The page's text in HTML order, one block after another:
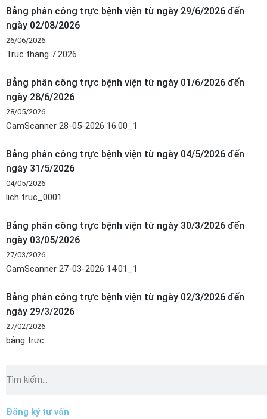
Bảng phân công trực bệnh viện từ ngày 29/6/2026 đến
ngày 02/08/2026
26/06/2026
Truc thang 7.2026
Bảng phân công trực bệnh viện từ ngày 01/6/2026 đến
ngày 28/6/2026
28/05/2026
CamScanner 28-05-2026 16.00_1
Bảng phân công trực bệnh viện từ ngày 04/5/2026 đến
ngày 31/5/2026
04/05/2026
lich truc_0001
Bảng phân công trực bệnh viện từ ngày 30/3/2026 đến
ngày 03/05/2026
27/03/2026
CamScanner 27-03-2026 14.01_1
Bảng phân công trực bệnh viện từ ngày 02/3/2026 đến
ngày 29/3/2026
27/02/2026
bảng trực
kiếm
Đăng ký tư vấn